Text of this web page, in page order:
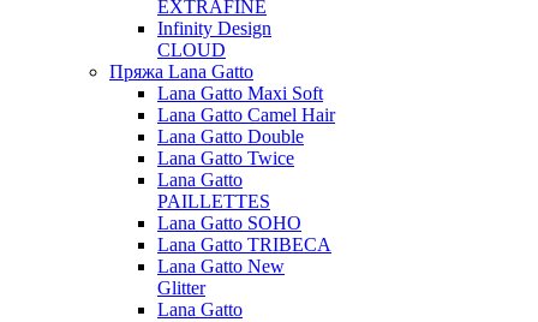
EXTRAFINE
Infinity Design
CLOUD
Пряжа Lana Gatto
Lana Gatto Maxi Soft
Lana Gatto Camel Hair
Lana Gatto Double
Lana Gatto Twice
Lana Gatto
PAILLETTES
Lana Gatto SOHO
Lana Gatto TRIBECA
Lana Gatto New
Glitter
Lana Gatto